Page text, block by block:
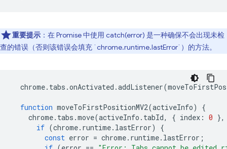
重要提示 ：在 Promise 中使用 catch(error) 是一种确保不会出现未检
查的错误（否则该错误会填充 `chrome.runtime.lastError`）的方法。
chrome. tabs .onActivated .addListener(
function moveToFirstPositionMV2(activeInfo)
{
chrome. tabs .move(activeInfo . tabId, { index : 0 },
if (chrome. runtime. lastError)
{
const error = chrome. runtime. lastError ;